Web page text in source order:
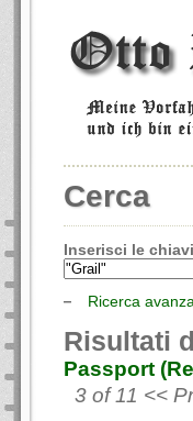
Cerca
Inserisci le
Ricerca
Risultati
Passport
3 of 11 <<